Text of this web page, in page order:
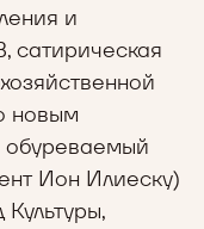
и
сатирическая
новым
обуреваемый
Ион Илиеску)